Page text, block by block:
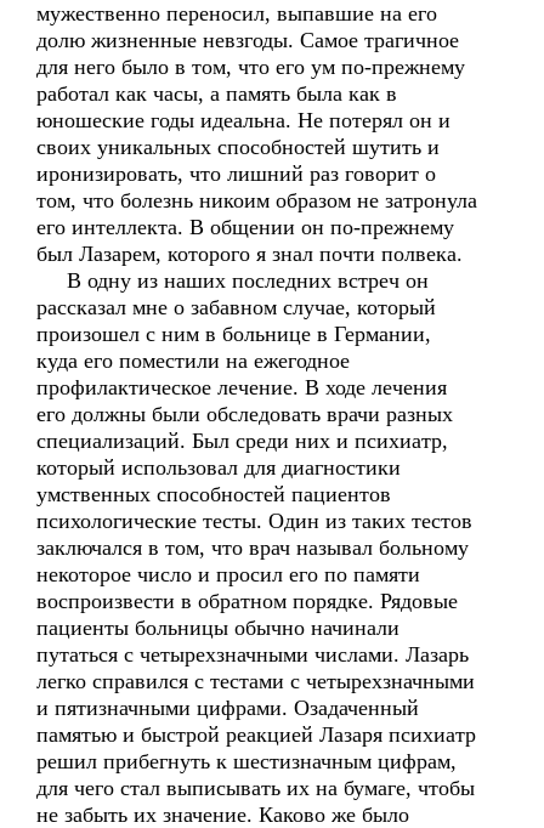
мужественно переносил, выпавшие на его
долю жизненные невзгоды. Самое трагичное
для него было в том, что его ум по-прежнему
работал как часы, а память была как в
юношеские годы идеальна. Не потерял он и
своих уникальных способностей шутить и
иронизировать, что лишний раз говорит о
том, что болезнь никоим образом не затронула
его интеллекта. В общении он по-прежнему
был Лазарем, которого я знал почти полвека.
В одну из наших последних встреч он
рассказал мне о забавном случае, который
произошел с ним в больнице в Германии,
куда его поместили на ежегодное
профилактическое лечение. В ходе лечения
его должны были обследовать врачи разных
специализаций. Был среди них и психиатр,
который использовал для диагностики
умственных способностей пациентов
психологические тесты. Один из таких тестов
заключался в том, что врач называл больному
некоторое число и просил его по памяти
воспроизвести в обратном порядке. Рядовые
пациенты больницы обычно начинали
путаться с четырехзначными числами. Лазарь
легко справился с тестами с четырехзначными
и пятизначными цифрами. Озадаченный
памятью и быстрой реакцией Лазаря психиатр
решил прибегнуть к шестизначным цифрам,
для чего стал выписывать их на бумаге, чтобы
не забыть их значение. Каково же было